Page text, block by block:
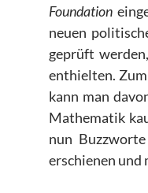
Foundation
neuen
geprüft
enthielten.
kann man
Mathematik
nun
erschienen und